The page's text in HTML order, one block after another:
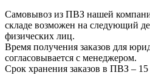
Самовывоз из ПВЗ нашей
складе возможен на следующий
физических лиц.
Время получения заказов для
согласовывается с менеджером.
Срок хранения заказов в ПВЗ –